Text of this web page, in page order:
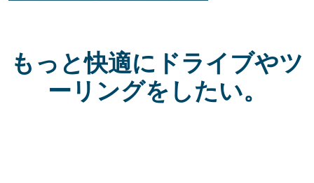
もっと快適にドライブやツ
ーリングをしたい。